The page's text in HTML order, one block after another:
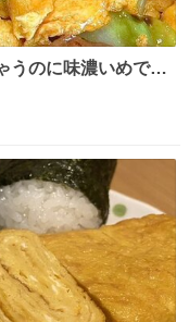
うのに味濃いめで満